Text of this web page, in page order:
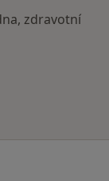
zdravotní